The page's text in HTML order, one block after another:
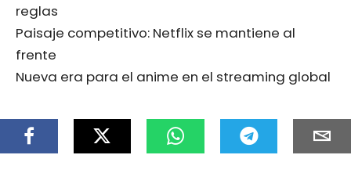
reglas
Paisaje competitivo: Netflix se mantiene al
frente
Nueva era para el anime en el streaming global